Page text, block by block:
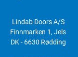
Lindab Doors A/S
Finnmarken 1, Jels
DK - 6630 Rødding